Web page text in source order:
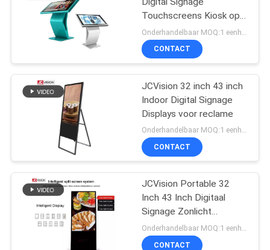
LCD schrijfbord
15
Uitgerekte Barlcd
Vertoning
Touchscreens Kiosk op
wielen
CONTACT
JCVision 32 inch 43 inch
Indoor Digital Signage
Displays voor reclame
Onderhandelbaar MOQ:1 eenheid
CONTACT
JCVision Portable 32
Inch 43 Inch Digitaal
Signage Zonlicht
leesbaar
Onderhandelbaar MOQ:1 eenheid
CONTACT